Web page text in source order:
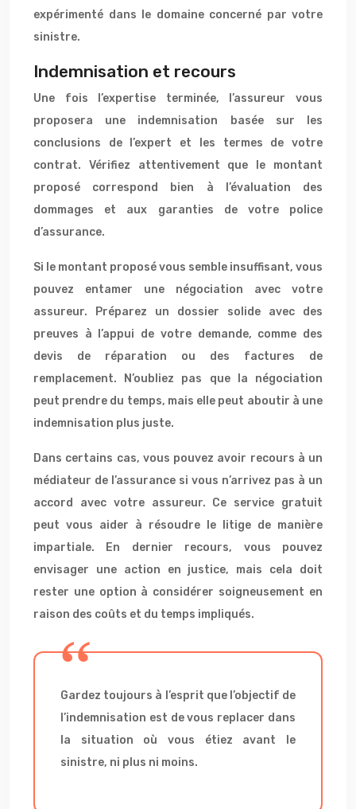
expérimenté dans le domaine concerné par votre
sinistre.
Indemnisation et recours
Une fois l’expertise terminée, l’assureur vous
proposera une indemnisation basée sur les
conclusions de l’expert et les termes de votre
contrat. Vérifiez attentivement que le montant
proposé correspond bien à l’évaluation des
dommages et aux garanties de votre police
d’assurance.
Si le montant proposé vous semble insuffisant, vous
pouvez entamer une négociation avec votre
assureur. Préparez un dossier solide avec des
preuves à l’appui de votre demande, comme des
devis de réparation ou des factures de
remplacement. N’oubliez pas que la négociation
peut prendre du temps, mais elle peut aboutir à une
indemnisation plus juste.
Dans certains cas, vous pouvez avoir recours à un
médiateur de l’assurance si vous n’arrivez pas à un
accord avec votre assureur. Ce service gratuit
peut vous aider à résoudre le litige de manière
impartiale. En dernier recours, vous pouvez
envisager une action en justice, mais cela doit
rester une option à considérer soigneusement en
raison des coûts et du temps impliqués.
Gardez toujours à l’esprit que l’objectif de
l’indemnisation est de vous replacer dans
la situation où vous étiez avant le
sinistre, ni plus ni moins.